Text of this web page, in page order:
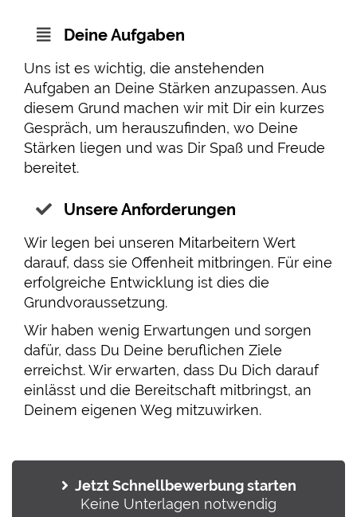
Deine Aufgaben
Uns ist es wichtig, die anstehenden
Aufgaben an Deine Stärken anzupassen. Aus
diesem Grund machen wir mit Dir ein kurzes
Gespräch, um herauszufinden, wo Deine
Stärken liegen und was Dir Spaß und Freude
bereitet.
Unsere Anforderungen
Wir legen bei unseren Mitarbeitern Wert
darauf, dass sie Offenheit mitbringen. Für eine
erfolgreiche Entwicklung ist dies die
Grundvoraussetzung.
Wir haben wenig Erwartungen und sorgen
dafür, dass Du Deine beruflichen Ziele
erreichst. Wir erwarten, dass Du Dich darauf
einlässt und die Bereitschaft mitbringst, an
Deinem eigenen Weg mitzuwirken.
Jetzt Schnellbewerbung starten
Keine Unterlagen notwendig